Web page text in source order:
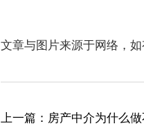
文章与图片来源于网络，
上一篇：房产中介为什么